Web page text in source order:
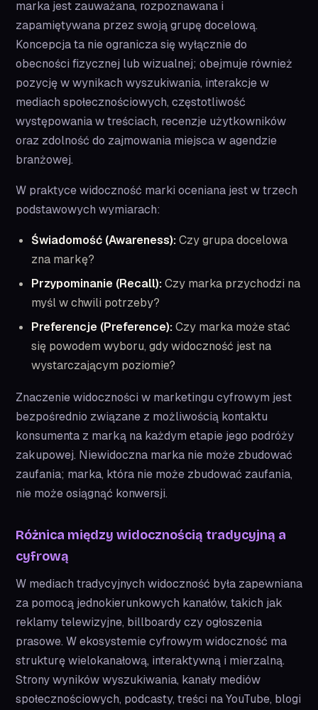
marka jest zauważana, rozpoznawana i
zapamiętywana przez swoją grupę docelową.
Koncepcja ta nie ogranicza się wyłącznie do
obecności fizycznej lub wizualnej; obejmuje również
pozycję w wynikach wyszukiwania, interakcje w
mediach społecznościowych, częstotliwość
występowania w treściach, recenzje użytkowników
oraz zdolność do zajmowania miejsca w agendzie
branżowej.
W praktyce widoczność marki oceniana jest w trzech
podstawowych wymiarach:
Świadomość (Awareness):Czy grupa docelowa
zna markę?
Przypominanie (Recall):Czy marka przychodzi na
myśl w chwili potrzeby?
Preferencje (Preference):Czy marka może stać
się powodem wyboru, gdy widoczność jest na
wystarczającym poziomie?
Znaczenie widoczności w marketingu cyfrowym jest
bezpośrednio związane z możliwością kontaktu
konsumenta z marką na każdym etapie jego podróży
zakupowej. Niewidoczna marka nie może zbudować
zaufania; marka, która nie może zbudować zaufania,
nie może osiągnąć konwersji.
Różnica między widocznością tradycyjną a
cyfrową
W mediach tradycyjnych widoczność była zapewniana
za pomocą jednokierunkowych kanałów, takich jak
reklamy telewizyjne, billboardy czy ogłoszenia
prasowe. W ekosystemie cyfrowym widoczność ma
strukturę wielokanałową, interaktywną i mierzalną.
Strony wyników wyszukiwania, kanały mediów
społecznościowych, podcasty, treści na YouTube, blogi